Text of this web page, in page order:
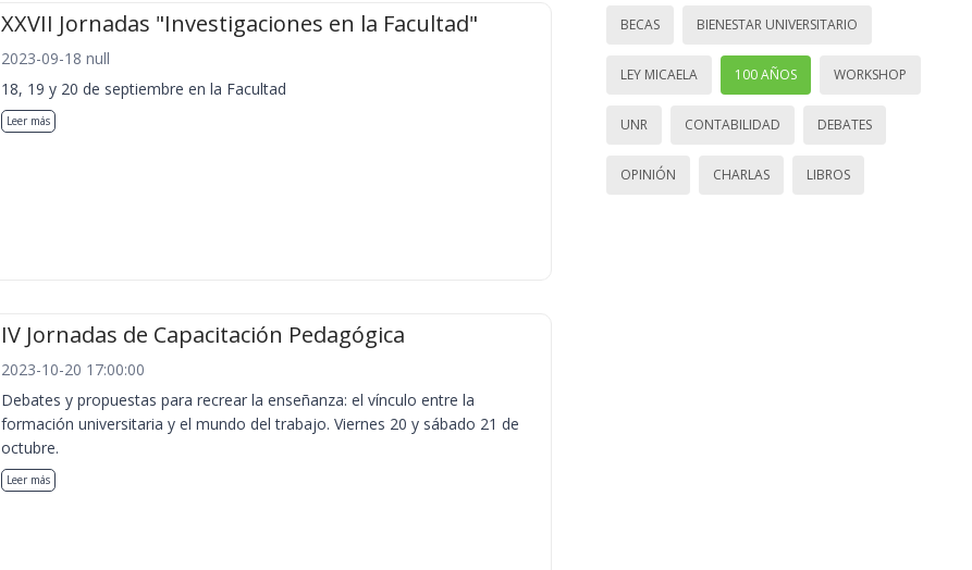
XXVII Jornadas "Investigaciones en la Facultad"
2023-09-18 null
18, 19 y 20 de septiembre en la Facultad
Leer más
IV Jornadas de Capacitación Pedagógica
2023-10-20 17:00:00
Debates y propuestas para recrear la enseñanza: el vínculo entre la
formación universitaria y el mundo del trabajo. Viernes 20 y sábado 21 de
octubre.
Leer más
BECAS BIENESTAR UNIVERSITARIO
LEY MICAELA 100 AÑOS WORKSHOP
UNR CONTABILIDAD DEBATES
OPINIÓN CHARLAS LIBROS